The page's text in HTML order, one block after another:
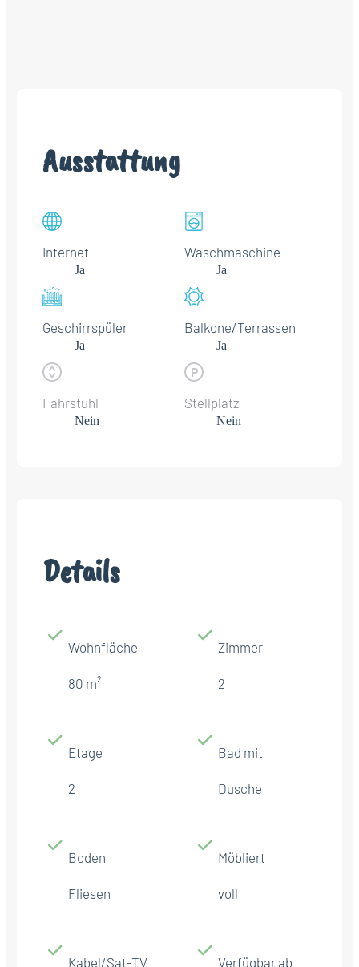
Ausstattung
Internet
Ja
Waschmaschine
Ja
Geschirrspüler
Ja
Balkone/Terrassen
Ja
Fahrstuhl
Nein
Stellplatz
Nein
Details
Wohnfläche
80 m²
Zimmer
2
Etage
2
Bad mit
Dusche
Boden
Fliesen
Möbliert
voll
Kabel/Sat-TV Verfügbar ab